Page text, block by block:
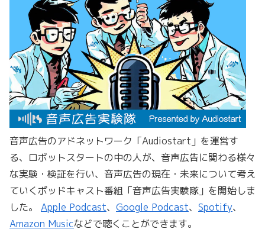
音声広告のアドネットワーク「Audiostart」を運営す
る、ロボットスタートの中の人が、音声広告に関わる様々
な実験・検証を行い、音声広告の現在・未来について考え
ていくポッドキャスト番組「音声広告実験隊」を開始しま
した。 Apple Podcast、 Google Podcast、 Spotify、
Amazon Musicなどで聴くことができます。